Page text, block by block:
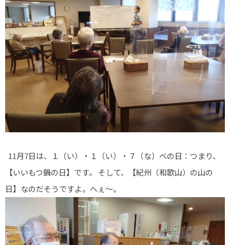
11月7日は、１（い）・１（い）・７（な）べの日：つまり、
【いいもつ鍋の日】です。 そして、【紀州（和歌山）の山の
日】なのだそうですよ。へぇ～。